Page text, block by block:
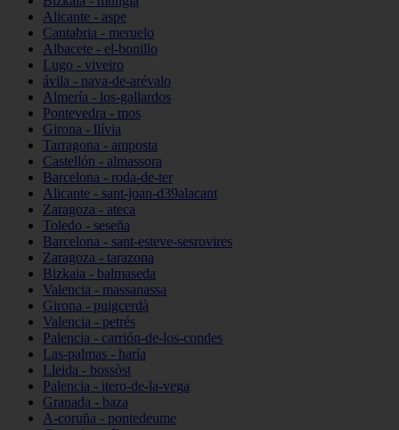
Alicante - aspe
Cantabria - meruelo
Albacete - el-bonillo
Lugo - viveiro
ávila - nava-de-arévalo
Almería - los-gallardos
Pontevedra - mos
Girona - llívia
Tarragona - amposta
Castellón - almassora
Barcelona - roda-de-ter
Alicante - sant-joan-d39alacant
Zaragoza - ateca
Toledo - seseña
Barcelona - sant-esteve-sesrovires
Zaragoza - tarazona
Bizkaia - balmaseda
Valencia - massanassa
Girona - puigcerdà
Valencia - petrés
Palencia - carrión-de-los-condes
Las-palmas - haría
Lleida - bossòst
Palencia - itero-de-la-vega
Granada - baza
A-coruña - pontedeume